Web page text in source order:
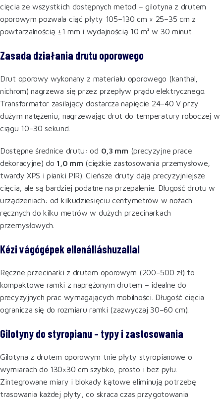
cięcia ze wszystkich dostępnych metod – gilotyna z drutem
oporowym pozwala ciąć płyty 105–130 cm × 25–35 cm z
powtarzalnością ±1 mm i wydajnością 10 m² w 30 minut.
Zasada działania drutu oporowego
Drut oporowy wykonany z materiału oporowego (kanthal,
nichrom) nagrzewa się przez przepływ prądu elektrycznego.
Transformator zasilający dostarcza napięcie 24–40 V przy
dużym natężeniu, nagrzewając drut do temperatury roboczej w
ciągu 10–30 sekund.
Dostępne średnice drutu: od 0,3 mm (precyzyjne prace
dekoracyjne) do 1,0 mm (ciężkie zastosowania przemysłowe,
twardy XPS i pianki PIR). Cieńsze druty dają precyzyjniejsze
cięcia, ale są bardziej podatne na przepalenie. Długość drutu w
urządzeniach: od kilkudziesięciu centymetrów w nożach
ręcznych do kilku metrów w dużych przecinarkach
przemysłowych.
Kézi vágógépek ellenálláshuzallal
Ręczne przecinarki z drutem oporowym (200–500 zł) to
kompaktowe ramki z naprężonym drutem – idealne do
precyzyjnych prac wymagających mobilności. Długość cięcia
ogranicza się do rozmiaru ramki (zazwyczaj 30–60 cm).
Gilotyny do styropianu – typy i zastosowania
Gilotyna z drutem oporowym tnie płyty styropianowe o
wymiarach do 130×30 cm szybko, prosto i bez pyłu.
Zintegrowane miary i blokady kątowe eliminują potrzebę
trasowania każdej płyty, co skraca czas przygotowania